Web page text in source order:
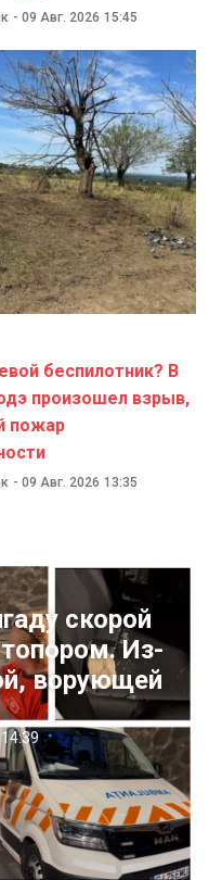
- 09 Авг. 2026 15:45
беспилотник? В
произошел взрыв,
пожар
- 09 Авг. 2026 13:35
скорой
Из-
ворующей
14:39